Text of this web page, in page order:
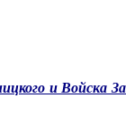
и Войска